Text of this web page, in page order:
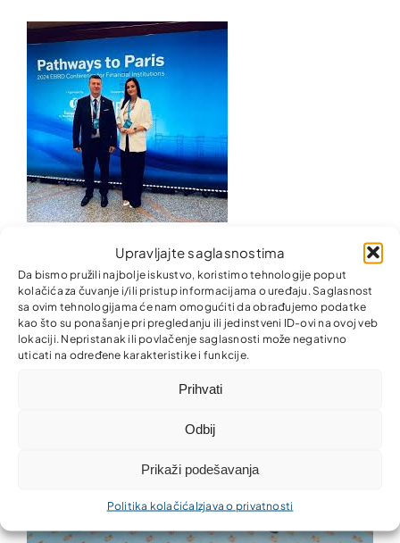
Upravljajte saglasnostima
Da bismo pružili najbolje iskustvo, koristimo tehnologije poput
kolačića za čuvanje i/ili pristup informacijama o uređaju. Saglasnost
sa ovim tehnologijama će nam omogućiti da obrađujemo podatke
kao što su ponašanje pri pregledanju ili jedinstveni ID-ovi na ovoj veb
lokaciji. Nepristanak ili povlačenje saglasnosti može negativno
uticati na određene karakteristike i funkcije.
Prihvati
Odbij
Prikaži podešavanja
Politika kolačića Izjava o privatnosti
Pathways to Paris 2024 u Antaliji